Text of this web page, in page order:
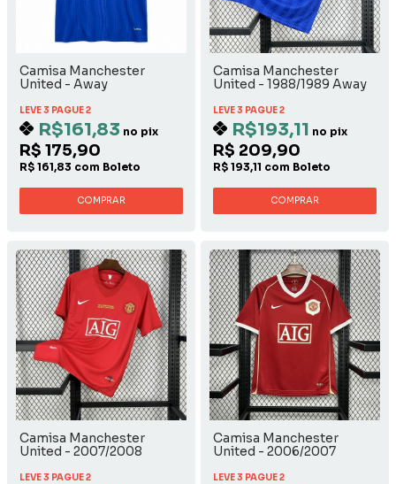
Camisa Manchester
United - Away
LEVE 3 PAGUE 2
R$161,83 no pix
R$ 175,90
R$ 161,83 com Boleto
COMPRAR
Camisa Manchester
United - 1988/1989 Away
LEVE 3 PAGUE 2
R$193,11 no pix
R$ 209,90
R$ 193,11 com Boleto
COMPRAR
Camisa Manchester
United - 2007/2008
LEVE 3 PAGUE 2
Camisa Manchester
United - 2006/2007
LEVE 3 PAGUE 2